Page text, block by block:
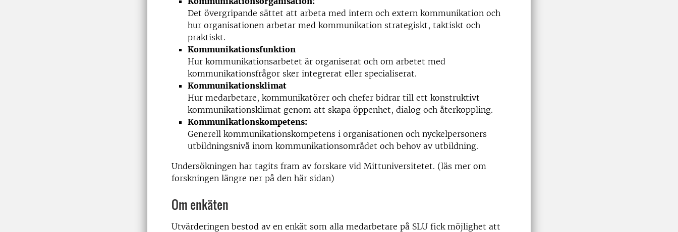
Det övergripande sättet att arbeta med intern och extern kommunikation och
hur organisationen arbetar med kommunikation strategiskt, taktiskt och
praktiskt.
Kommunikationsfunktion
Hur kommunikationsarbetet är organiserat och om arbetet med
kommunikationsfrågor sker integrerat eller specialiserat.
Kommunikationsklimat
Hur medarbetare, kommunikatörer och chefer bidrar till ett konstruktivt
kommunikationsklimat genom att skapa öppenhet, dialog och återkoppling.
Kommunikationskompetens:
Generell kommunikationskompetens i organisationen och nyckelpersoners
utbildningsnivå inom kommunikationsområdet och behov av utbildning.
Undersökningen har tagits fram av forskare vid Mittuniversitetet. (läs mer om
forskningen längre ner på den här sidan)
Om enkäten
Utvärderingen bestod av en enkät som alla medarbetare på SLU fick möjlighet att